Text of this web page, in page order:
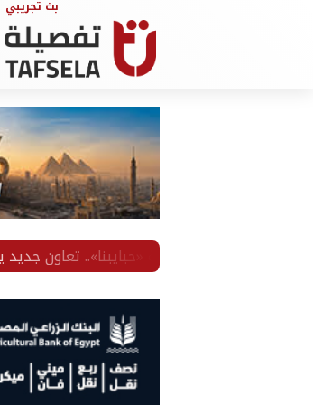
تطرح أغنية «حبايبنا».. تعاون جديد يجمعها